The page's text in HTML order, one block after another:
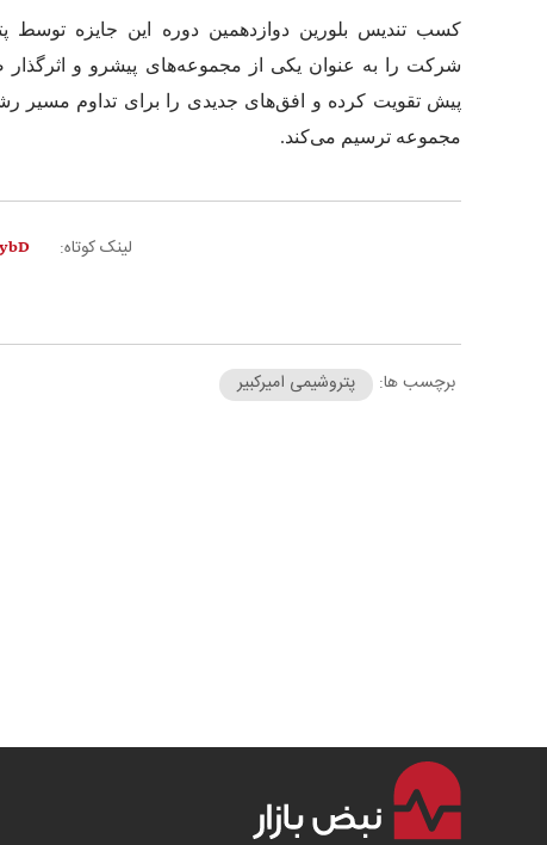
کسب تندیس بلورین دوازدهمین دوره این جایزه توسط
شرکت را به عنوان یکی از مجموعه‌های پیشرو و اثرگذار
پیش تقویت کرده و افق‌های جدیدی را برای تداوم مسیر
مجموعه ترسیم می‌کند.
لینک کوتاه:
برچسب ها: پتروشیمی امیرکبیر